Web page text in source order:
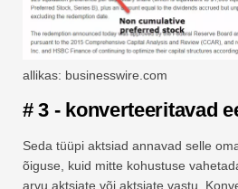
allikas: businesswire.com
# 3 - konverteeritavad
Seda tüüpi aktsiad annavad selle
õiguse, kuid mitte kohustuse
arvu aktsiate või aktsiate vastu.